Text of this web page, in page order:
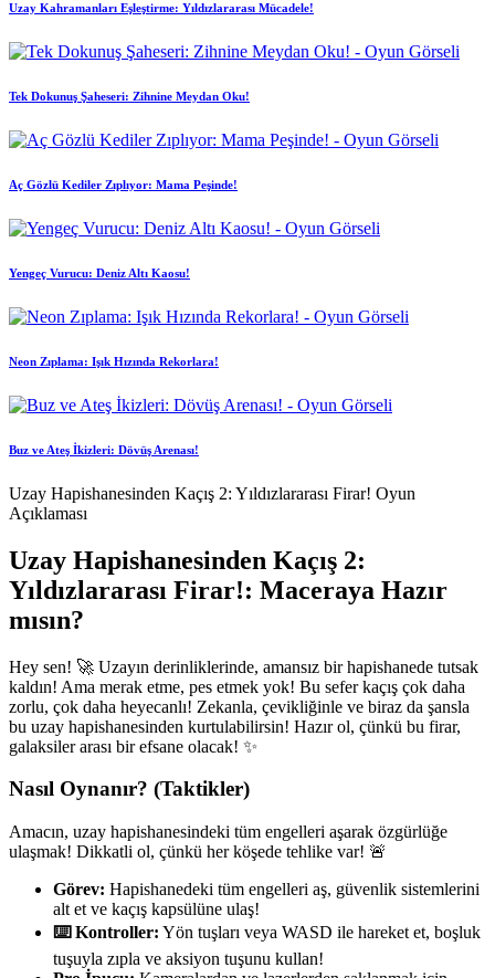
Uzay Kahramanları Eşleştirme: Yıldızlararası Mücadele!
Tek Dokunuş Şaheseri: Zihnine Meydan Oku!
Aç Gözlü Kediler Zıplıyor: Mama Peşinde!
Yengeç Vurucu: Deniz Altı Kaosu!
Neon Zıplama: Işık Hızında Rekorlara!
Buz ve Ateş İkizleri: Dövüş Arenası!
Uzay Hapishanesinden Kaçış 2: Yıldızlararası Firar! Oyun
Açıklaması
Uzay Hapishanesinden Kaçış 2:
Yıldızlararası Firar!: Maceraya Hazır
mısın?
Hey sen! 🚀 Uzayın derinliklerinde, amansız bir hapishanede tutsak
kaldın! Ama merak etme, pes etmek yok! Bu sefer kaçış çok daha
zorlu, çok daha heyecanlı! Zekanla, çevikliğinle ve biraz da şansla
bu uzay hapishanesinden kurtulabilirsin! Hazır ol, çünkü bu firar,
galaksiler arası bir efsane olacak! ✨
Nasıl Oynanır? (Taktikler)
Amacın, uzay hapishanesindeki tüm engelleri aşarak özgürlüğe
ulaşmak! Dikkatli ol, çünkü her köşede tehlike var! 🚨
Görev: Hapishanedeki tüm engelleri aş, güvenlik sistemlerini
alt et ve kaçış kapsülüne ulaş!
⌨️ Kontroller: Yön tuşları veya WASD ile hareket et, boşluk
tuşuyla zıpla ve aksiyon tuşunu kullan!